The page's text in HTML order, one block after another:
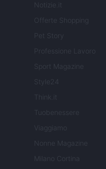
Notizie.it
Offerte Shopping
Pet Story
Professione Lavoro
Sport Magazine
Style24
Think.it
Tuobenessere
Viaggiamo
Nonne Magazine
Milano Cortina